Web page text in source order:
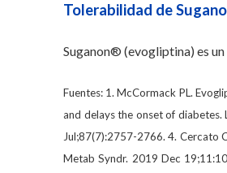
Tolerabilidad de
Suganon® (evogliptina) es
Fuentes: 1. McCormack PL.
and delays the onset of diabetes.
Jul;87(7):2757-2766. 4. Cercato
Metab Syndr. 2019 Dec